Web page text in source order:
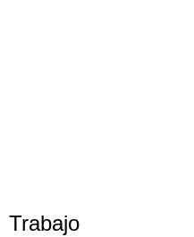
Trabajo